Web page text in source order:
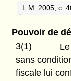
L.M. 2005, c.
Pouvoir de
3(1)
sans
fiscale lui